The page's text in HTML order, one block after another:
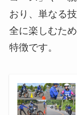
おり、単なる
全に楽しむた
特徴です。